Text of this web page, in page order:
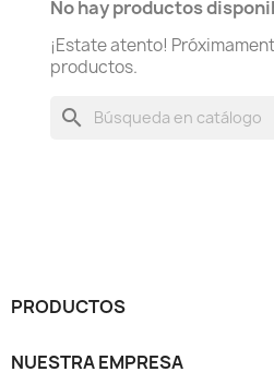
No hay productos
¡Estate atento!
productos.
search
PRODUCTOS
NUESTRA EMPRESA